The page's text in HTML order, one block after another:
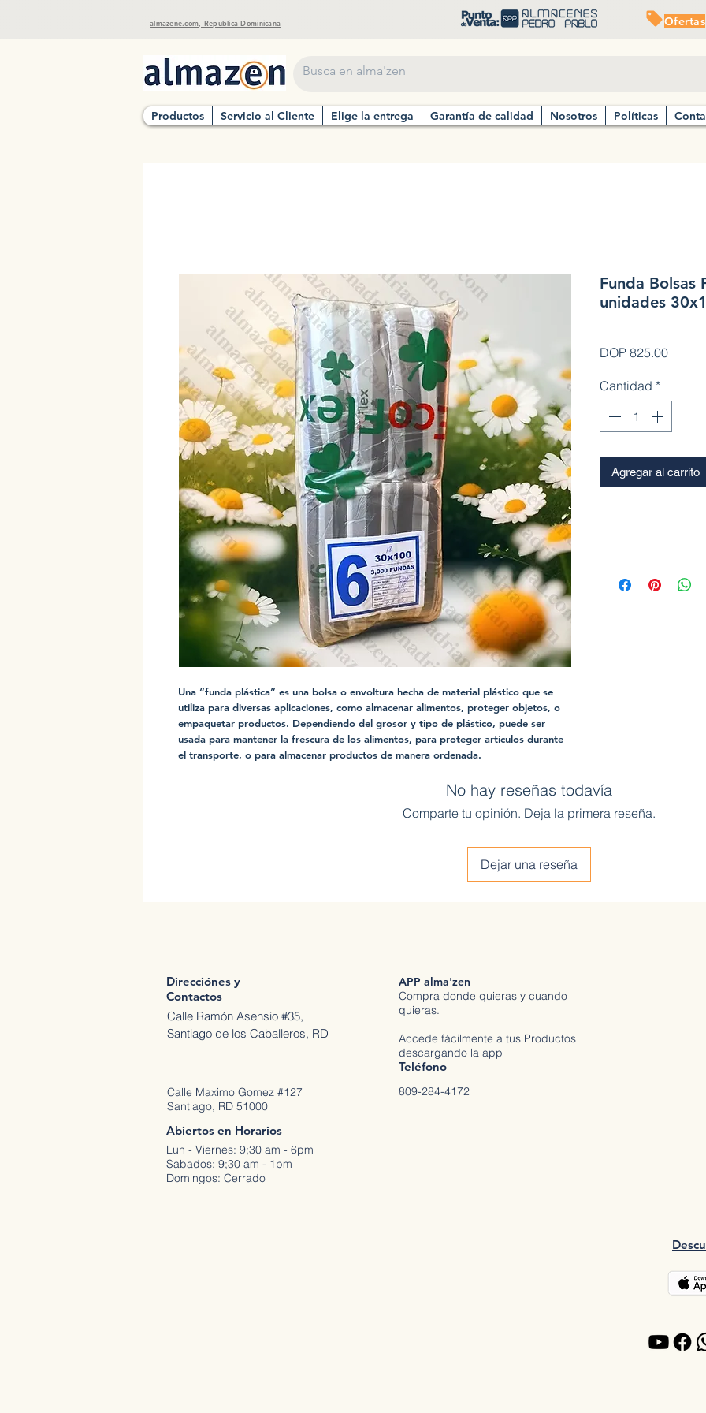
almazene.com, Republica Dominicana Ofertas
Productos Servicio al Cliente Elige la entrega Garantía de calidad Nosotros Políticas
Una “funda plástica” es una bolsa o envoltura hecha de material plástico que se
utiliza para diversas aplicaciones, como almacenar alimentos, proteger objetos, o
empaquetar productos. Dependiendo del grosor y tipo de plástico, puede ser
usada para mantener la frescura de los alimentos, para proteger artículos durante
el transporte, o para almacenar productos de manera ordenada.
Funda Bolsas
unidades
DOP 825.00Precio
Cantidad *
Agregar al carrito
No hay reseñas todavía
Comparte tu opinión. Deja la primera reseña.
Dejar una reseña
Direcciónes y
Contactos
Calle Ramón Asensio #35,
Santiago de los Caballeros, RD
APP alma'zen
Compra donde quieras y cuando
quieras.
Accede fácilmente a tus Productos
descargando la app
Calle Maximo Gomez #127
Santiago, RD 51000
Abiertos en Horarios
Lun - Viernes: 9;30 am - 6pm
Sabados: 9;30 am - 1pm
Domingos: Cerrado
Teléfono
809-284-4172